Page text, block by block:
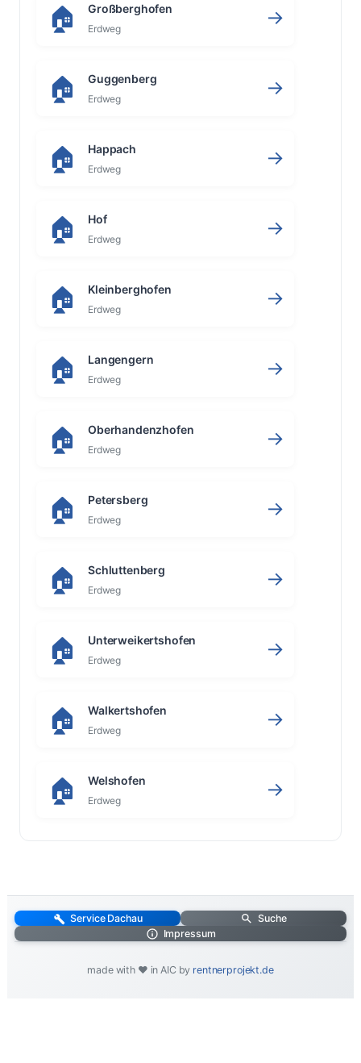
🏠 Großberghofen
Erdweg →
🏠 Guggenberg
Erdweg →
🏠 Happach
Erdweg →
🏠 Hof
Erdweg →
🏠 Kleinberghofen
Erdweg →
🏠 Langengern
Erdweg →
🏠 Oberhandenzhofen
Erdweg →
🏠 Petersberg
Erdweg →
🏠 Schluttenberg
Erdweg →
🏠 Unterweikertshofen
Erdweg →
🏠 Walkertshofen
Erdweg →
🏠 Welshofen
Erdweg →
Service Dachau
Suche
Impressum
made with ❤️ in AIC by rentnerprojekt.de